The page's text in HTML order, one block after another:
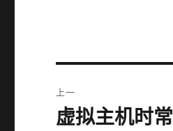
章
上一
上
虚拟主机时